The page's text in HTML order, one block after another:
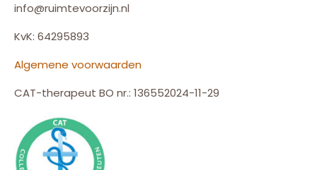
info@ruimtevoorzijn.nl
KvK: 64295893
Algemene voorwaarden
CAT-therapeut BO nr.: 136552024-11-29